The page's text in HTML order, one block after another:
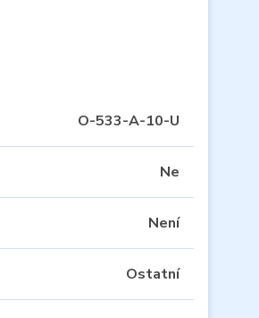
O-533-A-10-U
Ne
Není
Ostatní